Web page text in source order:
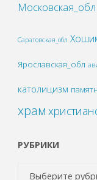
Московская_обл
Саратовская_обл
Ярославская_обл
католицизм
храм
РУБРИКИ